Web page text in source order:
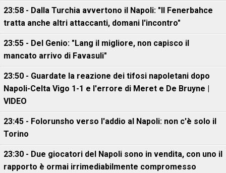
23:58 - Dalla Turchia avvertono il Napoli: "Il Fenerbahce
tratta anche altri attaccanti, domani l'incontro"
23:55 - Del Genio: "Lang il migliore, non capisco il
mancato arrivo di Favasuli"
23:50 - Guardate la reazione dei tifosi napoletani dopo
Napoli-Celta Vigo 1-1 e l'errore di Meret e De Bruyne |
VIDEO
23:45 - Folorunsho verso l'addio al Napoli: non c'è solo il
Torino
23:30 - Due giocatori del Napoli sono in vendita, con uno il
rapporto è ormai irrimediabilmente compromesso